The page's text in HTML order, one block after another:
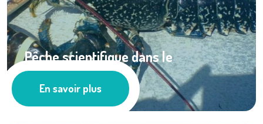
Pêche scientifique dans le
cantonnement de ...
Actualités
En savoir plus